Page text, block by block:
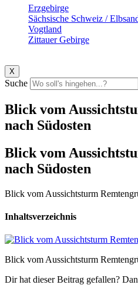
Erzgebirge
Sächsische Schweiz /
Vogtland
Zittauer Gebirge
X
Suche
Blick vom
nach Südosten
Blick vom
nach Südosten
Blick vom Aussichtsturm
Inhaltsverzeichnis
Blick vom Aussichtsturm
Dir hat dieser Beitrag gefallen?